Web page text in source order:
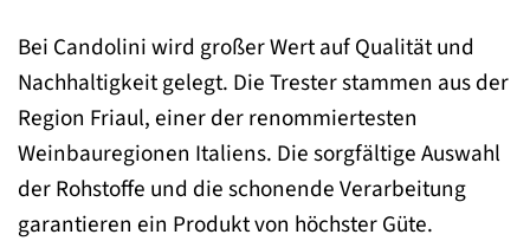
Bei Candolini wird großer Wert auf Qualität und
Nachhaltigkeit gelegt. Die Trester stammen aus der
Region Friaul, einer der renommiertesten
Weinbauregionen Italiens. Die sorgfältige Auswahl
der Rohstoffe und die schonende Verarbeitung
garantieren ein Produkt von höchster Güte.